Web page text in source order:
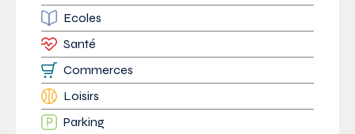
Ecoles
Santé
Commerces
Loisirs
Parking